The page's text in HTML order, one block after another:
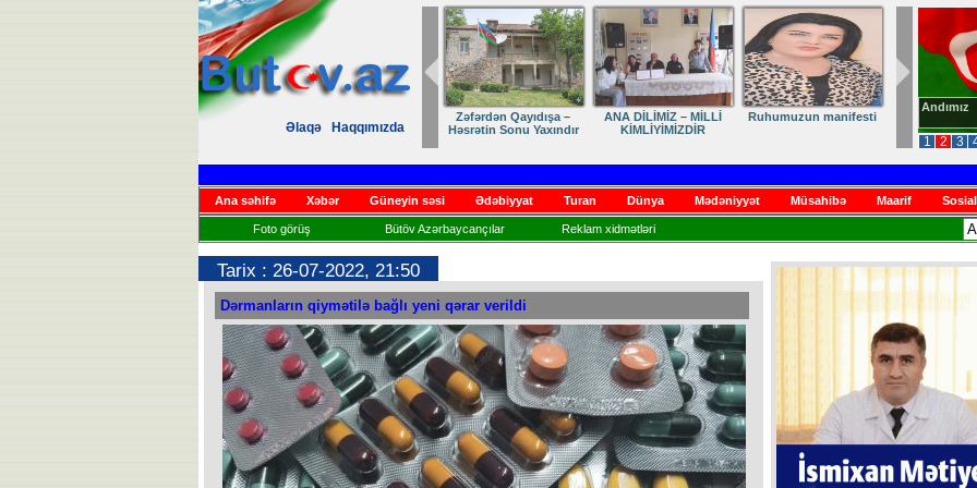
Əlaqə
Haqqımızda
1
2 3
Andımız
Zəfərdən Qayıdışa –
Həsrətin Sonu Yaxındır
ANA DİLİMİZ – MİLLİ
KİMLİYİMİZDİR
Ruhumuzun manifesti
Ana səhifə Xəbər Güneyin səsi Ədəbiyyat Turan Dünya Mədəniyyət Müsahibə Maarif
Foto görüş Bütöv Azərbaycançılar Reklam xidmətləri
Tarix : 26-07-2022, 21:50
Dərmanların qiymətilə bağlı yeni qərar verildi